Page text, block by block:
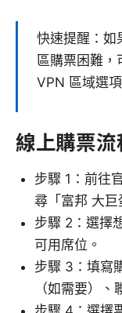
快速提醒：如
區購票困難，
VPN 區域選
線上購票
步驟 1：前往
尋「富邦 大巨
步驟 2：選擇
可用席位。
步驟 3：填寫
（如需要）、